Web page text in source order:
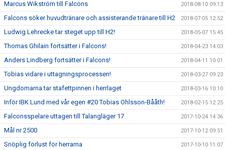
Marcus Wikström till Falcons 2018-08-10 09:13
Falcons söker huvudtränare och assisterande tränare till H2 2018-07-05 12:52
Ludwig Lehrecke tar steget upp till H2! 2018-05-07 15:45
Thomas Ghilain fortsätter i Falcons! 2018-04-23 14:03
Anders Lindberg fortsätter i Falcons! 2018-04-11 10:01
Tobias vidare i uttagningsprocessen! 2018-03-27 09:23
Ungdomarna tar stafettpinnen i herrlaget 2018-03-16 10:10
Inför IBK Lund med vår egen #20 Tobias Ohlsson-Bååth! 2018-02-15 12:25
Falconsspelare uttagen till Talangläger 17 2017-10-24 14:36
Mål nr 2500 2017-10-12 09:51
Snöplig förlust för herrarna 2017-10-10 11:07